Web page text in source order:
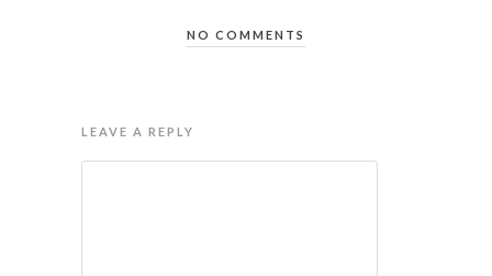
NO COMMENTS
LEAVE A REPLY